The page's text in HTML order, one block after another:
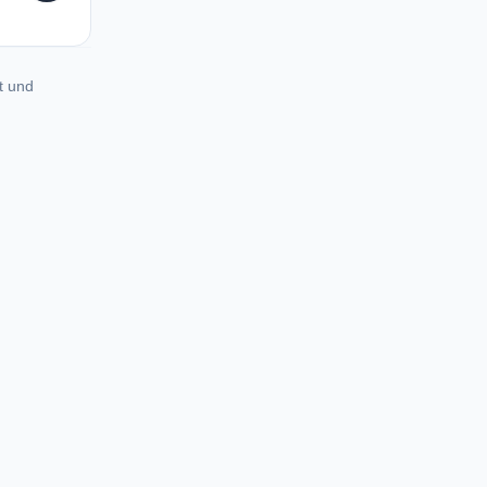
und